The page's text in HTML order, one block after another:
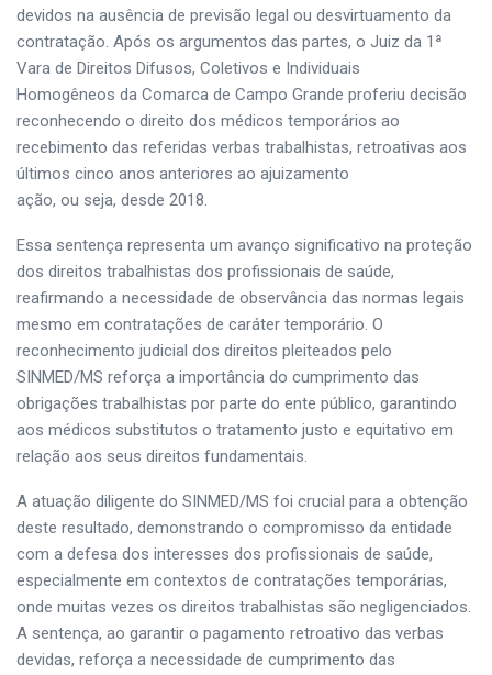
devidos na ausência de previsão legal ou desvirtuamento da
contratação. Após os argumentos das partes, o Juiz da 1ª
Vara de Direitos Difusos, Coletivos e Individuais
Homogêneos da Comarca de Campo Grande proferiu decisão
reconhecendo o direito dos médicos temporários ao
recebimento das referidas verbas trabalhistas, retroativas aos
últimos cinco anos anteriores ao ajuizamento
ação, ou seja, desde 2018.
Essa sentença representa um avanço significativo na proteção
dos direitos trabalhistas dos profissionais de saúde,
reafirmando a necessidade de observância das normas legais
mesmo em contratações de caráter temporário. O
reconhecimento judicial dos direitos pleiteados pelo
SINMED/MS reforça a importância do cumprimento das
obrigações trabalhistas por parte do ente público, garantindo
aos médicos substitutos o tratamento justo e equitativo em
relação aos seus direitos fundamentais.
A atuação diligente do SINMED/MS foi crucial para a obtenção
deste resultado, demonstrando o compromisso da entidade
com a defesa dos interesses dos profissionais de saúde,
especialmente em contextos de contratações temporárias,
onde muitas vezes os direitos trabalhistas são negligenciados.
A sentença, ao garantir o pagamento retroativo das verbas
devidas, reforça a necessidade de cumprimento das